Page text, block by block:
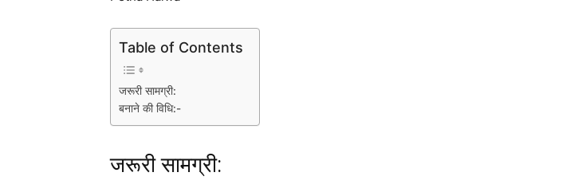
Table of Contents
जरूरी सामग्री:
बनाने की विधि:-
जरूरी सामग्री: